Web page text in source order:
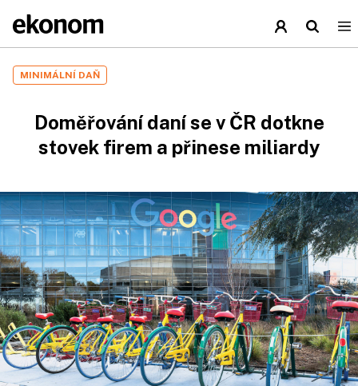
MINIMÁLNÍ DAŇ
Doměřování daní se v ČR dotkne
stovek firem a přinese miliardy